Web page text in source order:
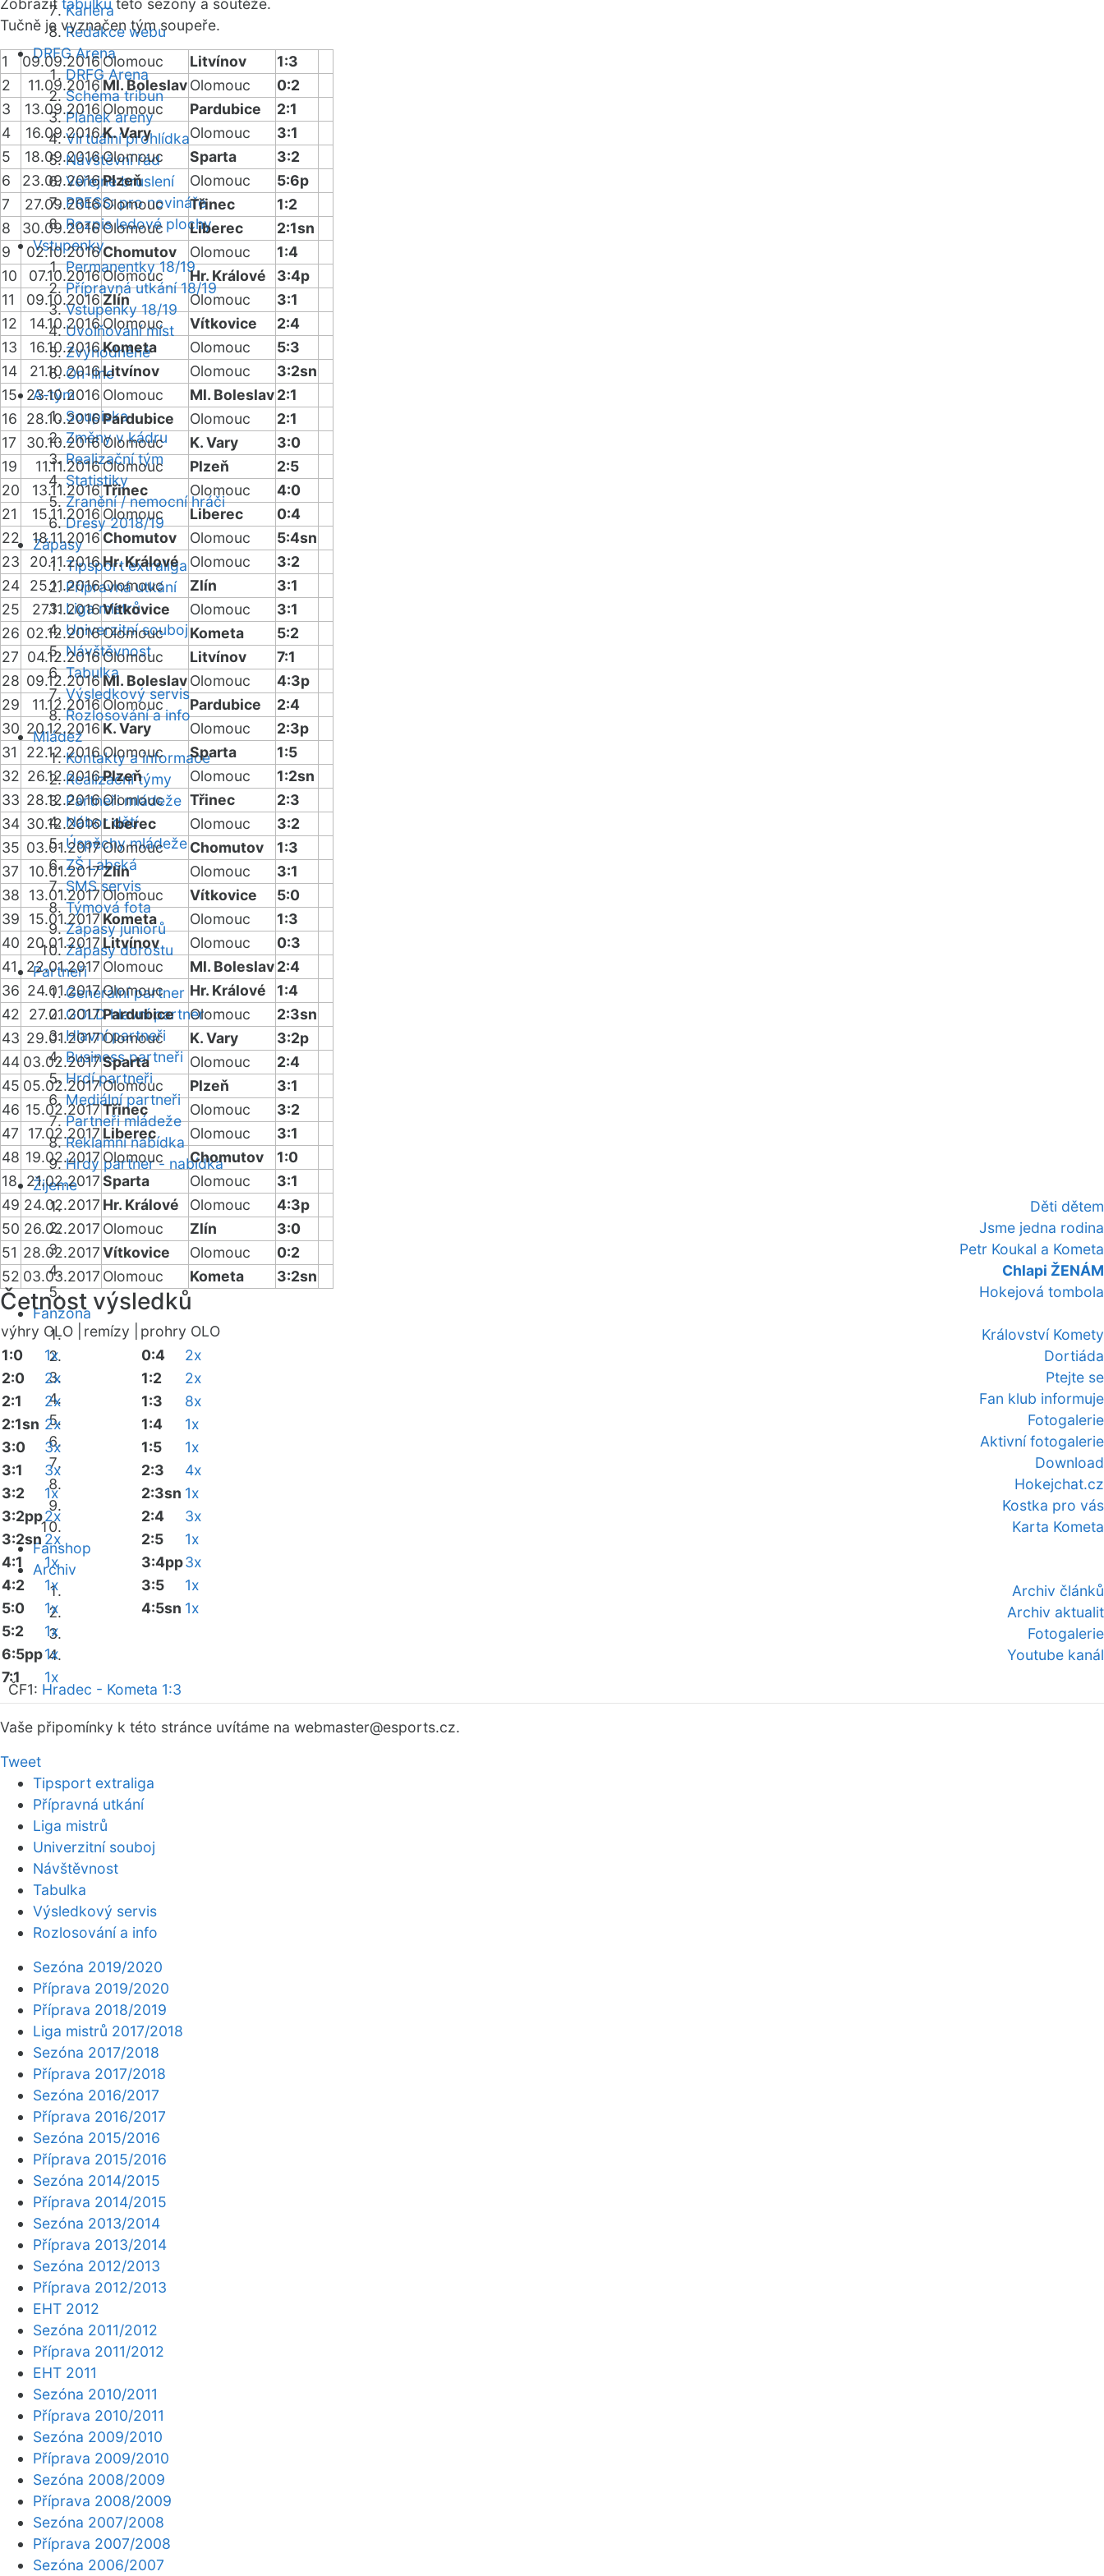
Kariéra
Redakce webu
DRFG Arena
DRFG Arena
Schéma tribun
Plánek areny
Virtuální prohlídka
Návštěvní řád
Veřejné bruslení
PRESS: pro novináře
Rozpis ledové plochy
Vstupenky
Permanentky 18/19
Přípravná utkání 18/19
Vstupenky 18/19
Uvolňování míst
Zvýhodněné
On-line
A-tým
Soupiska
Změny v kádru
Realizační tým
Statistiky
Zranění / nemocní hráči
Dresy 2018/19
Zápasy
Tipsport extraliga
Přípravná utkání
Liga mistrů
Univerzitní souboj
Návštěvnost
Tabulka
Výsledkový servis
Rozlosování a info
Mládež
Kontakty a informace
Realizační týmy
Partneři mládeže
Nábor dětí
Úspěchy mládeže
ZŠ Labská
SMS servis
Týmová fota
Zápasy juniorů
Zápasy dorostu
Partneři
Generální partner
GOLD hlavní partner
Hlavní partneři
Business partneři
Hrdí partneři
Mediální partneři
Partneři mládeže
Reklamní nabídka
Hrdý partner - nabídka
Žijeme
Děti dětem
Jsme jedna rodina
Petr Koukal a Kometa
Chlapi ŽENÁM
Hokejová tombola
Fanzóna
Království Komety
Dortiáda
Ptejte se
Fan klub informuje
Fotogalerie
Aktivní fotogalerie
Download
Hokejchat.cz
Kostka pro vás
Karta Kometa
Fanshop
Archiv
Archiv článků
Archiv aktualit
Fotogalerie
Youtube kanál
ČF1: Hradec - Kometa 1:3
Zobrazit tabulku této sezóny a soutěže.
Tučně je vyznačen tým soupeře.
1 09.09.2016 Olomouc Litvínov
1:3
2
11.09.2016Ml. BoleslavOlomouc
0:2
3
13.09.2016 Olomouc Pardubice
2:1
4
16.09.2016K. Vary Olomouc
3:1
5
18.09.2016Olomouc Sparta
3:2
6
23.09.2016Plzeň Olomouc
5:6p
7
27.09.2016Olomouc Třinec
1:2
8
30.09.2016Olomouc Liberec
2:1sn
9
02.10.2016Chomutov Olomouc
1:4
10
07.10.2016Olomouc Hr. Králové
3:4p
11
09.10.2016 Zlín Olomouc
3:1
12
14.10.2016Olomouc Vítkovice
2:4
13
16.10.2016Kometa Olomouc
5:3
14
21.10.2016Litvínov Olomouc
3:2sn
15
23.10.2016 Olomouc Ml. Boleslav2:1
16
28.10.2016Pardubice Olomouc
2:1
17
30.10.2016 Olomouc K. Vary
3:0
19
11.11.2016Olomouc Plzeň
2:5
20
13.11.2016Třinec Olomouc
4:0
21
15.11.2016 Olomouc Liberec
0:4
22
18.11.2016 Chomutov Olomouc
5:4sn
23
20.11.2016Hr. Králové Olomouc
3:2
24
25.11.2016Olomouc Zlín
3:1
25
27.11.2016Vítkovice Olomouc
3:1
26 02.12.2016Olomouc Kometa
5:2
27 04.12.2016Olomouc Litvínov
7:1
28 09.12.2016 Ml. BoleslavOlomouc
4:3p
29
11.12.2016Olomouc Pardubice
2:4
30 20.12.2016 K. Vary Olomouc
2:3p
31
22.12.2016Olomouc Sparta
1:5
32 26.12.2016Plzeň Olomouc
1:2sn
33 28.12.2016Olomouc Třinec
2:3
34 30.12.2016Liberec Olomouc
3:2
35 03.01.2017Olomouc Chomutov
1:3
37
10.01.2017Zlín Olomouc
3:1
38
13.01.2017Olomouc Vítkovice
5:0
39
15.01.2017 Kometa Olomouc
1:3
40 20.01.2017 Litvínov Olomouc
0:3
41
22.01.2017 Olomouc Ml. Boleslav2:4
36 24.01.2017Olomouc Hr. Králové
1:4
42
27.01.2017Pardubice Olomouc
2:3sn
43 29.01.2017Olomouc K. Vary
3:2p
44 03.02.2017Sparta Olomouc
2:4
45 05.02.2017Olomouc Plzeň
3:1
46 15.02.2017Třinec Olomouc
3:2
47
17.02.2017 Liberec Olomouc
3:1
48 19.02.2017 Olomouc Chomutov
1:0
18
21.02.2017Sparta Olomouc
3:1
49 24.02.2017 Hr. Králové Olomouc
4:3p
50 26.02.2017 Olomouc Zlín
3:0
51 28.02.2017Vítkovice Olomouc
0:2
52 03.03.2017 Olomouc Kometa 3:2sn
Četnost výsledků
výhry OLO | remízy |
prohry OLO
1:0
1x
2:0
2x
2:1
2x
2:1sn 2x
3:0
3x
3:1
3x
3:2
1x
3:2pp2x
3:2sn 2x
4:1
1x
4:2
1x
5:0
1x
5:2
1x
6:5pp1x
7:1
1x
0:4
2x
1:2
2x
1:3
8x
1:4
1x
1:5
1x
2:3
4x
2:3sn 1x
2:4
3x
2:5
1x
3:4pp3x
3:5
1x
4:5sn 1x
Vaše připomínky k této stránce uvítáme na webmaster@esports.cz.
Tweet
Tipsport extraliga
Přípravná utkání
Liga mistrů
Univerzitní souboj
Návštěvnost
Tabulka
Výsledkový servis
Rozlosování a info
Sezóna 2019/2020
Příprava 2019/2020
Příprava 2018/2019
Liga mistrů 2017/2018
Sezóna 2017/2018
Příprava 2017/2018
Sezóna 2016/2017
Příprava 2016/2017
Sezóna 2015/2016
Příprava 2015/2016
Sezóna 2014/2015
Příprava 2014/2015
Sezóna 2013/2014
Příprava 2013/2014
Sezóna 2012/2013
Příprava 2012/2013
EHT 2012
Sezóna 2011/2012
Příprava 2011/2012
EHT 2011
Sezóna 2010/2011
Příprava 2010/2011
Sezóna 2009/2010
Příprava 2009/2010
Sezóna 2008/2009
Příprava 2008/2009
Sezóna 2007/2008
Příprava 2007/2008
Sezóna 2006/2007